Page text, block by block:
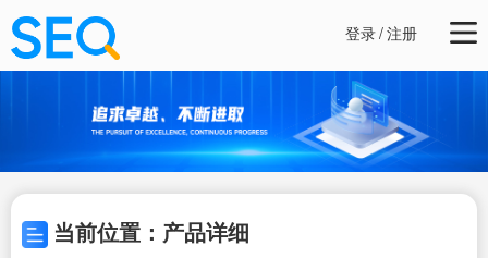
登录/注册
当前位置：产品详细